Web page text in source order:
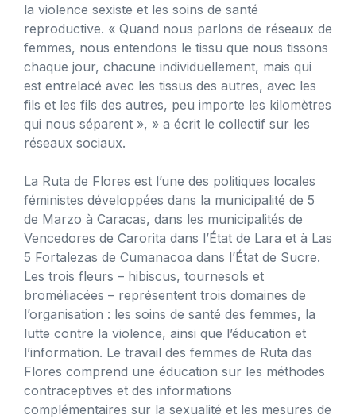
la violence sexiste et les soins de santé
reproductive. « Quand nous parlons de réseaux de
femmes, nous entendons le tissu que nous tissons
chaque jour, chacune individuellement, mais qui
est entrelacé avec les tissus des autres, avec les
fils et les fils des autres, peu importe les kilomètres
qui nous séparent », » a écrit le collectif sur les
réseaux sociaux.
La Ruta de Flores est l’une des politiques locales
féministes développées dans la municipalité de 5
de Marzo à Caracas, dans les municipalités de
Vencedores de Carorita dans l’État de Lara et à Las
5 Fortalezas de Cumanacoa dans l’État de Sucre.
Les trois fleurs – hibiscus, tournesols et
broméliacées – représentent trois domaines de
l’organisation : les soins de santé des femmes, la
lutte contre la violence, ainsi que l’éducation et
l’information. Le travail des femmes de Ruta das
Flores comprend une éducation sur les méthodes
contraceptives et des informations
complémentaires sur la sexualité et les mesures de